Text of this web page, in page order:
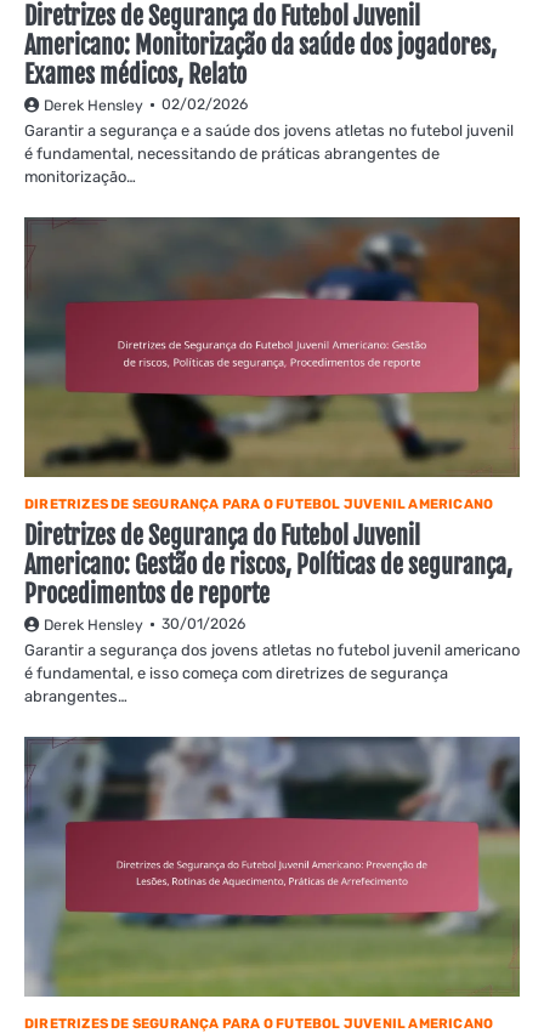
Diretrizes de Segurança do Futebol Juvenil
Americano: Monitorização da saúde dos jogadores,
Exames médicos, Relato
Derek Hensley 02/02/2026
Garantir a segurança e a saúde dos jovens atletas no futebol juvenil
é fundamental, necessitando de práticas abrangentes de
monitorização…
DIRETRIZES DE SEGURANÇA PARA O FUTEBOL JUVENIL AMERICANO
Diretrizes de Segurança do Futebol Juvenil
Americano: Gestão de riscos, Políticas de segurança,
Procedimentos de reporte
Derek Hensley 30/01/2026
Garantir a segurança dos jovens atletas no futebol juvenil americano
é fundamental, e isso começa com diretrizes de segurança
abrangentes…
DIRETRIZES DE SEGURANÇA PARA O FUTEBOL JUVENIL AMERICANO